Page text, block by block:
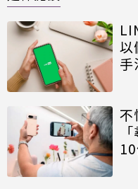
以
手
不